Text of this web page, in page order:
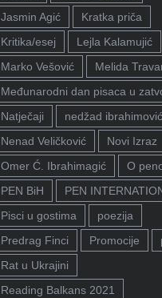
Jasmin Agić
Kratka priča
Kritika/esej
Lejla Kalamujić
Marko Vešović
Melida
Međunarodni dan pisaca u
Natječaji
nedžad ibrahimović
Nenad Veličković
Novi Izraz
Omer Ć. Ibrahimagić
O
PEN BiH
PEN
Pisci u gostima
poezija
Predrag Finci
Promocije
Rat u Ukrajini
Reading Balkans 2021